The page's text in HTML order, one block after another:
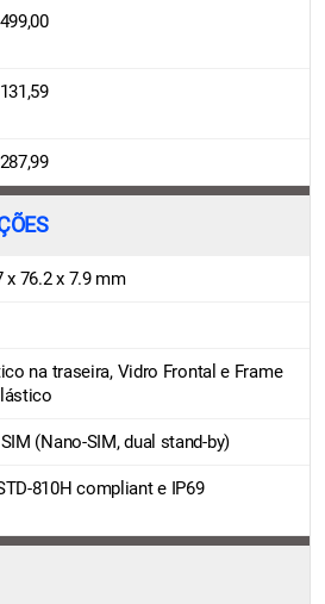
x 76.2 x 7.9 mm
na traseira, Vidro Frontal e Frame
(Nano-SIM, dual stand-by)
810H compliant e IP69